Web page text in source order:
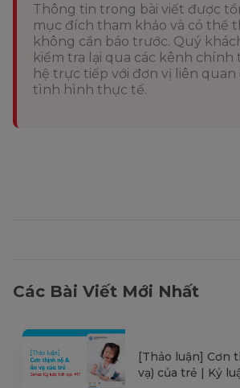
Thông tin trong bài viết được
mục đích tham khảo và có thể
không cần báo trước. Quý
kiểm tra lại qua các kênh chính
hệ trực tiếp với đơn vị liên quan
tình hình thực tế.
Các Bài Viết Mới Nhất
[Thảo luận] Cơn
vạ) của trẻ | Kỷ